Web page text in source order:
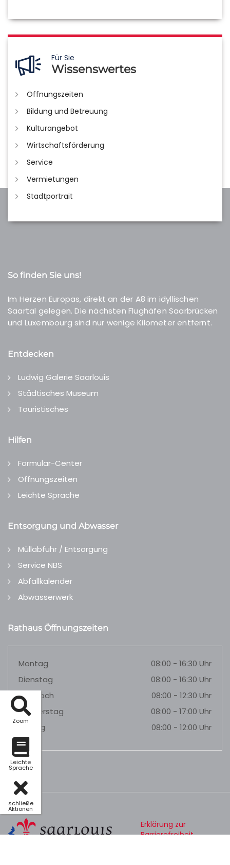
Zoom
Leichte
Sprache
schließe
Aktionen
Für Sie
Wissenswertes
Öffnungszeiten
Bildung und Betreuung
Kulturangebot
Wirtschaftsförderung
Service
Vermietungen
Stadtportrait
So finden Sie uns!
Im Herzen Europas, direkt an der A8 im idyllischen
Saartal gelegen. Die nächsten Flughäfen Saarbrücken
und Luxembourg sind nur wenige Kilometer entfernt.
Entdecken
Ludwig Galerie Saarlouis
Städtisches Museum
Touristisches
Hilfen
Formular-Center
Öffnungszeiten
Leichte Sprache
Entsorgung und Abwasser
Müllabfuhr / Entsorgung
Service NBS
Abfallkalender
Abwasserwerk
Rathaus Öffnungszeiten
Montag
08:00 - 16:30 Uhr
Dienstag
08:00 - 16:30 Uhr
Mittwoch
08:00 - 12:30 Uhr
Donnerstag
08:00 - 17:00 Uhr
Freitag
08:00 - 12:00 Uhr
Erklärung zur
Barrierefreiheit